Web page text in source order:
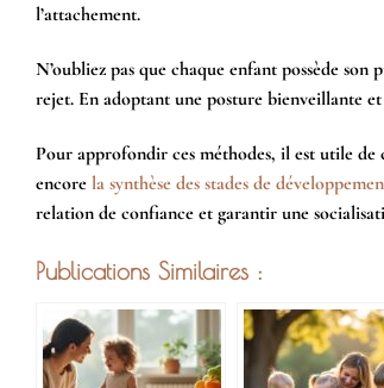
l’attachement.
N’oubliez pas que chaque enfant possède
rejet. En adoptant une posture bienveillante
Pour approfondir ces méthodes, il est utile de
encore la synthèse des stades de
relation de confiance et garantir une
Publications Similaires :